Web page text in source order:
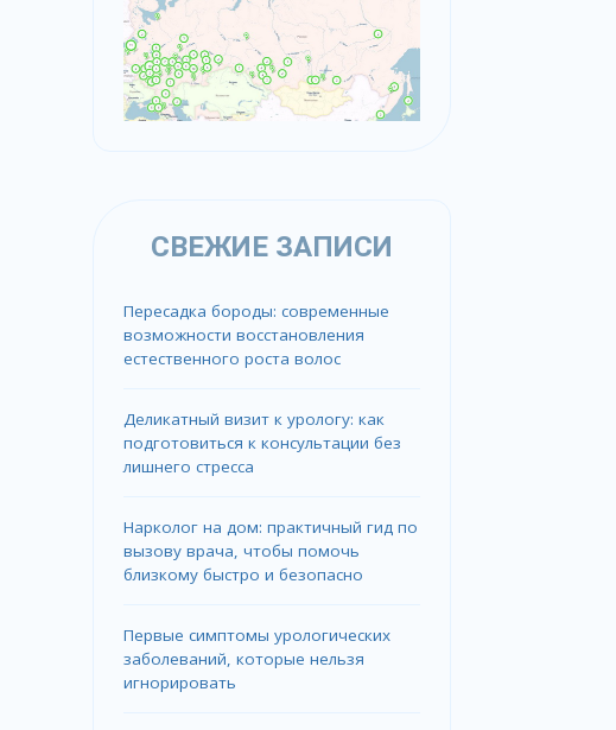
СВЕЖИЕ ЗАПИСИ
Пересадка бороды: современные
возможности восстановления
естественного роста волос
Деликатный визит к урологу: как
подготовиться к консультации без
лишнего стресса
Нарколог на дом: практичный гид по
вызову врача, чтобы помочь
близкому быстро и безопасно
Первые симптомы урологических
заболеваний, которые нельзя
игнорировать